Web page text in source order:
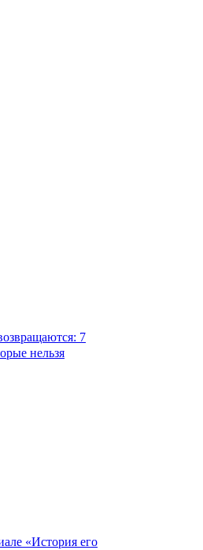
7
нельзя
«История его